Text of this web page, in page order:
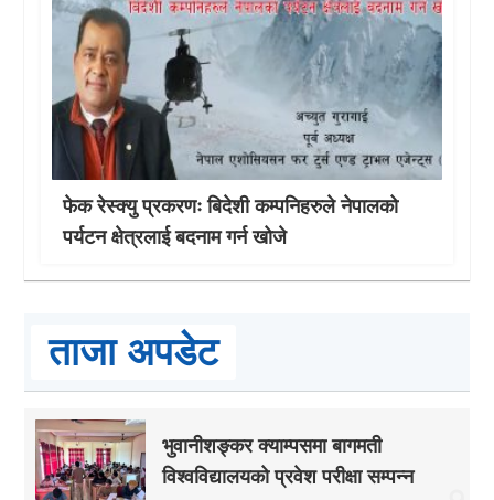
फेक रेस्क्यु प्रकरणः बिदेशी कम्पनिहरुले नेपालको
पर्यटन क्षेत्रलाई बदनाम गर्न खोजे
ताजा अपडेट
भुवानीशङ्कर क्याम्पसमा बागमती
विश्वविद्यालयको प्रवेश परीक्षा सम्पन्न